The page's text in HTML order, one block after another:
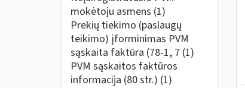
mokėtoju asmens (1)
Prekių tiekimo (paslaugų
teikimo) įforminimas PVM
sąskaita faktūra (78-1, 7 (1)
PVM sąskaitos faktūros
informacija (80 str.) (1)